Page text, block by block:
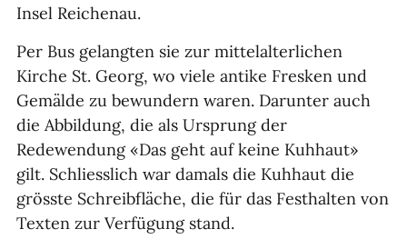
Insel Reichenau.
Per Bus gelangten sie zur mittelalterlichen
Kirche St. Georg, wo viele antike Fresken und
Gemälde zu bewundern waren. Darunter auch
die Abbildung, die als Ursprung der
Redewendung «Das geht auf keine Kuhhaut»
gilt. Schliesslich war damals die Kuhhaut die
grösste Schreibfläche, die für das Festhalten von
Texten zur Verfügung stand.